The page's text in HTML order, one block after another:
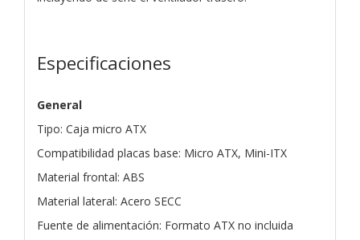
Especificaciones
General
Tipo: Caja micro ATX
Compatibilidad placas base: Micro ATX, Mini-ITX
Material frontal: ABS
Material lateral: Acero SECC
Fuente de alimentación: Formato ATX no incluida